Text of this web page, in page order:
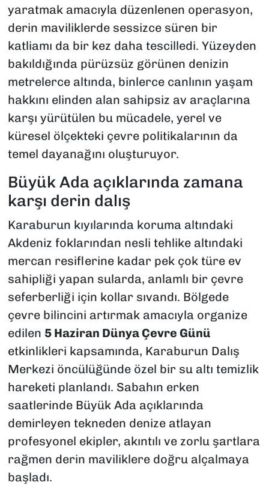
yaratmak amacıyla düzenlenen operasyon,
derin maviliklerde sessizce süren bir
katliamı da bir kez daha tescilledi. Yüzeyden
bakıldığında pürüzsüz görünen denizin
metrelerce altında, binlerce canlının yaşam
hakkını elinden alan sahipsiz av araçlarına
karşı yürütülen bu mücadele, yerel ve
küresel ölçekteki çevre politikalarının da
temel dayanağını oluşturuyor.
Büyük Ada açıklarında zamana
karşı derin dalış
Karaburun kıyılarında koruma altındaki
Akdeniz foklarından nesli tehlike altındaki
mercan resiflerine kadar pek çok türe ev
sahipliği yapan sularda, anlamlı bir çevre
seferberliği için kollar sıvandı. Bölgede
çevre bilincini artırmak amacıyla organize
edilen 5 Haziran Dünya Çevre Günü
etkinlikleri kapsamında, Karaburun Dalış
Merkezi öncülüğünde özel bir su altı temizlik
hareketi planlandı. Sabahın erken
saatlerinde Büyük Ada açıklarında
demirleyen tekneden denize atlayan
profesyonel ekipler, akıntılı ve zorlu şartlara
rağmen derin maviliklere doğru alçalmaya
başladı.